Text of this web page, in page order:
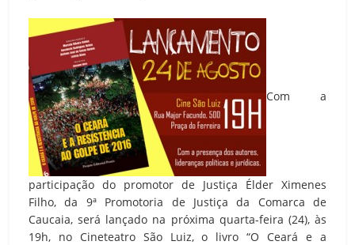
Com a
participação do promotor de Justiça Élder Ximenes
Filho, da 9ª Promotoria de Justiça da Comarca de
Caucaia, será lançado na próxima quarta-feira (24), às
19h, no Cineteatro São Luiz, o livro “O Ceará e a